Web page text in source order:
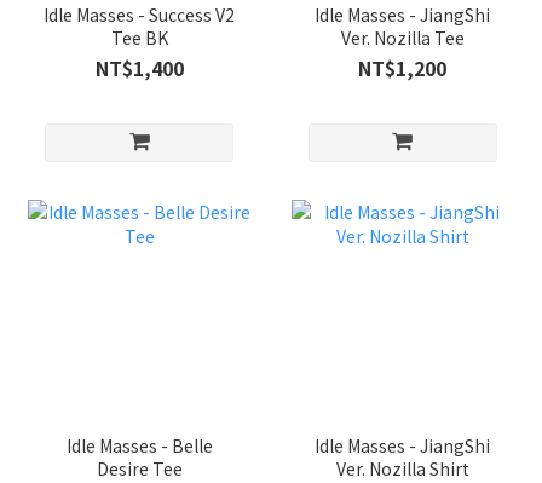
Idle Masses - Success V2
Tee BK
NT$1,400
Idle Masses - JiangShi
Ver. Nozilla Tee
NT$1,200
Idle Masses - Belle
Desire Tee
Idle Masses - JiangShi
Ver. Nozilla Shirt